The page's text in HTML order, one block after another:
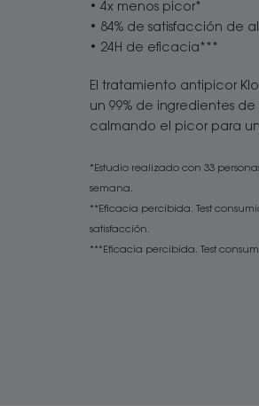
• 4x menos picor*
• 84% de satisfacción de
• 24H de eficacia***
El tratamiento antipicor
un 99% de ingredientes
calmando el picor para
*Estudio realizado con 33
semana.
**Eficacia percibida. Test
satisfacción.
***Eficacia percibida. Test